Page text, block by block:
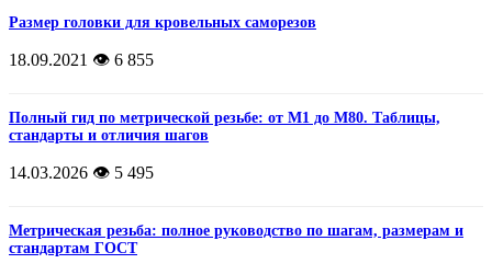
Размер головки для кровельных саморезов
18.09.2021 👁️ 6 855
Полный гид по метрической резьбе: от М1 до М80. Таблицы,
стандарты и отличия шагов
14.03.2026 👁️ 5 495
Метрическая резьба: полное руководство по шагам, размерам и
стандартам ГОСТ